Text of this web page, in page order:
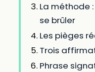
La méthode
se brûler
Les pièges
Trois
Phrase